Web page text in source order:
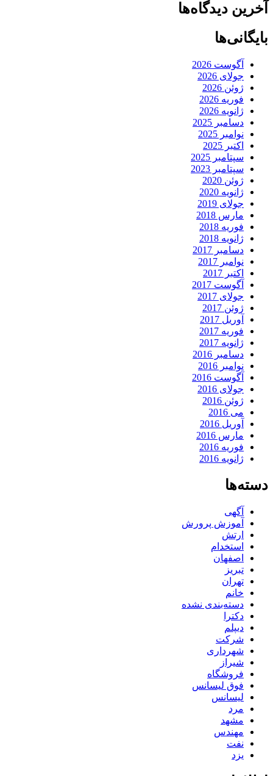
آخرین دیدگاه‌ها
بایگانی‌ها
آگوست 2026
جولای 2026
ژوئن 2026
فوریه 2026
ژانویه 2026
دسامبر 2025
نوامبر 2025
اکتبر 2025
سپتامبر 2025
سپتامبر 2023
ژوئن 2020
ژانویه 2020
جولای 2019
مارس 2018
فوریه 2018
ژانویه 2018
دسامبر 2017
نوامبر 2017
اکتبر 2017
آگوست 2017
جولای 2017
ژوئن 2017
آوریل 2017
فوریه 2017
ژانویه 2017
دسامبر 2016
نوامبر 2016
آگوست 2016
جولای 2016
ژوئن 2016
می 2016
آوریل 2016
مارس 2016
فوریه 2016
ژانویه 2016
دسته‌ها
آگهی
آموزش پرورش
ارتش
استخدام
اصفهان
تبریز
تهران
خانم
دسته‌بندی نشده
دکترا
دیپلم
شرکت
شهرداری
شیراز
فروشگاه
فوق لیسانس
لیسانس
مرد
مشهد
مهندس
نفت
یزد